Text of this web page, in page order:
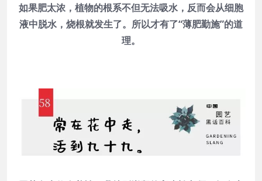
如果肥太浓，植物的根系不但无法吸水，反而会从细胞
液中脱水，烧根就发生了。所以才有了“薄肥勤施”的道
理。